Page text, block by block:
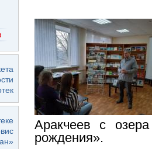
Аракчеев с
рождения».